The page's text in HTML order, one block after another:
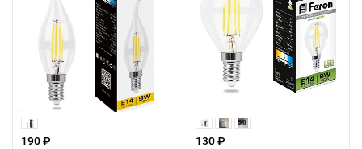
190 ₽ 130 ₽